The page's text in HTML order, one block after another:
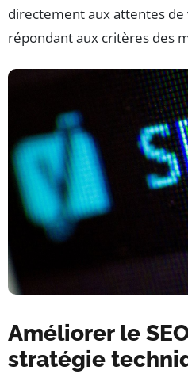
directement aux attentes
répondant aux critères des
Améliorer le
stratégie